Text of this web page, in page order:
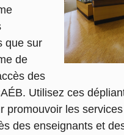
que sur
de
des
Utilisez ces
promouvoir les
des enseignants et